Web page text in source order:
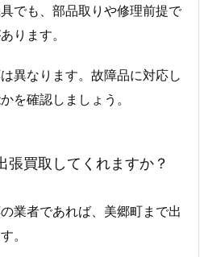
でも、部品取りや修理前提で
ります。
異なります。故障品に対応し
を確認しましょう。
張買取してくれますか？
業者であれば、美郷町まで出
。